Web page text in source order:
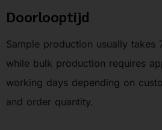
Doorlooptijd
Sample production usually takes
while bulk production requires
working days depending on
and order quantity.